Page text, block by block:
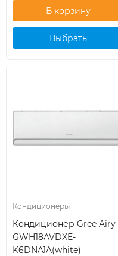
Выбрать
Кондиционеры
Кондиционер Gree Airy
GWH18AVDXE-
K6DNA1A(white)